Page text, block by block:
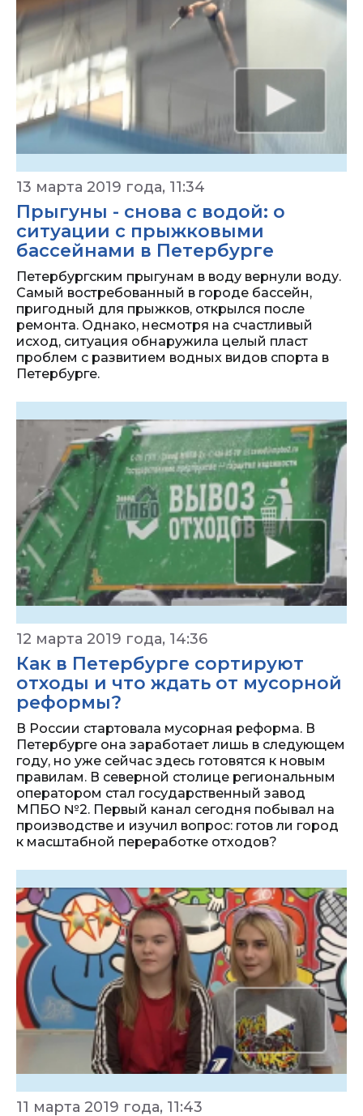
13 марта 2019 года, 11:34
Прыгуны - снова с водой: о
ситуации с прыжковыми
бассейнами в Петербурге
Петербургским прыгунам в воду вернули воду.
Самый востребованный в городе бассейн,
пригодный для прыжков, открылся после
ремонта. Однако, несмотря на счастливый
исход, ситуация обнаружила целый пласт
проблем с развитием водных видов спорта в
Петербурге.
12 марта 2019 года, 14:36
Как в Петербурге сортируют
отходы и что ждать от мусорной
реформы?
В России стартовала мусорная реформа. В
Петербурге она заработает лишь в следующем
году, но уже сейчас здесь готовятся к новым
правилам. В северной столице региональным
оператором стал государственный завод
МПБО №2. Первый канал сегодня побывал на
производстве и изучил вопрос: готов ли город
к масштабной переработке отходов?
11 марта 2019 года, 11:43